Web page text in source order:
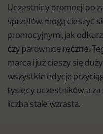
Uczestnicy promocji po
sprzętów, mogą cieszyć
promocyjnymi, jak
czy parownice ręczne.
marca i już cieszy się
wszystkie edycje
tysięcy uczestników, a
liczba stale wzrasta.